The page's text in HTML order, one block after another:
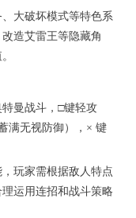
大破坏模式等特色系
造艾雷王等隐藏角
曼战斗，□键轻攻
满无视防御），× 键
玩家需根据敌人特点
运用连招和战斗策略